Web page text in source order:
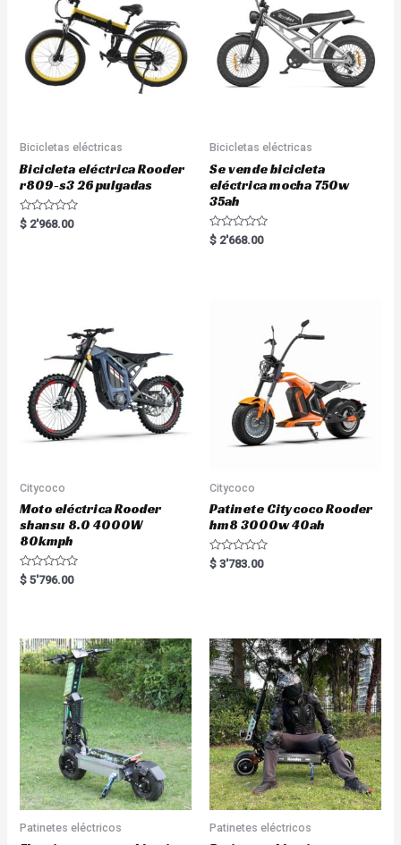
Bicicletas eléctricas
Bicicleta eléctrica Rooder
r809-s3 26 pulgadas
R
a
$ 2'968.00
Bicicletas eléctricas
Se vende bicicleta
eléctrica mocha 750w
35ah
R
a
$ 2'668.00
Citycoco
Moto eléctrica Rooder
shansu 8.0 4000W
80kmph
R
a
o
u
t
o
f
$ 5'796.00
Citycoco
Patinete Citycoco Rooder
hm8 3000w 40ah
R
a
u
t
o
f
5
$ 3'783.00
Patinetes eléctricos Patinetes eléctricos